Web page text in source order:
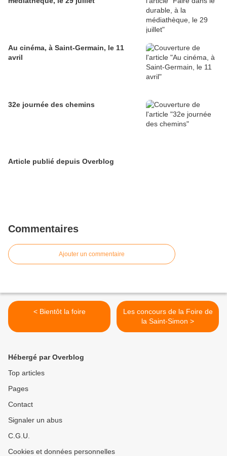
Au cinéma, à Saint-Germain, le 11
avril
32e journée des chemins
Article publié depuis Overblog
Commentaires
Ajouter un commentaire
< Bientôt la foire
Les concours de la Foire de
la Saint-Simon >
Hébergé par Overblog
Top articles
Pages
Contact
Signaler un abus
C.G.U.
Cookies et données personnelles